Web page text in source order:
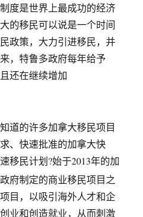
度是世界上最成功的经济
的移民可以说是一个时间
政策，大力引进移民，并
，特鲁多政府每年给予
还在继续增加
的许多加拿大移民项目
、快速批准的加拿大快
速移民计划?始于2013年的加
府制定的商业移民项目之
目，以吸引海外人才和企
业和创造就业，从而刺激